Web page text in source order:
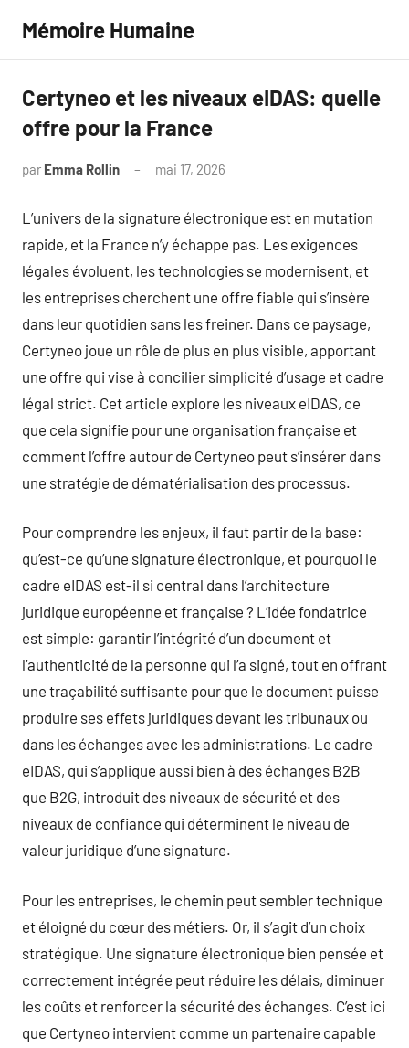
contenu
Mémoire Humaine
Certyneo et les niveaux eIDAS: quelle
offre pour la France
par Emma Rollin mai 17, 2026
L’univers de la signature électronique est en mutation
rapide, et la France n’y échappe pas. Les exigences
légales évoluent, les technologies se modernisent, et
les entreprises cherchent une offre fiable qui s’insère
dans leur quotidien sans les freiner. Dans ce paysage,
Certyneo joue un rôle de plus en plus visible, apportant
une offre qui vise à concilier simplicité d’usage et cadre
légal strict. Cet article explore les niveaux eIDAS, ce
que cela signifie pour une organisation française et
comment l’offre autour de Certyneo peut s’insérer dans
une stratégie de dématérialisation des processus.
Pour comprendre les enjeux, il faut partir de la base:
qu’est-ce qu’une signature électronique, et pourquoi le
cadre eIDAS est-il si central dans l’architecture
juridique européenne et française ? L’idée fondatrice
est simple: garantir l’intégrité d’un document et
l’authenticité de la personne qui l’a signé, tout en offrant
une traçabilité suffisante pour que le document puisse
produire ses effets juridiques devant les tribunaux ou
dans les échanges avec les administrations. Le cadre
eIDAS, qui s’applique aussi bien à des échanges B2B
que B2G, introduit des niveaux de sécurité et des
niveaux de confiance qui déterminent le niveau de
valeur juridique d’une signature.
Pour les entreprises, le chemin peut sembler technique
et éloigné du cœur des métiers. Or, il s’agit d’un choix
stratégique. Une signature électronique bien pensée et
correctement intégrée peut réduire les délais, diminuer
les coûts et renforcer la sécurité des échanges. C’est ici
que Certyneo intervient comme un partenaire capable